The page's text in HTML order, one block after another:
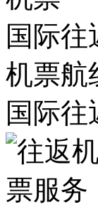
国际
机票航
国际往